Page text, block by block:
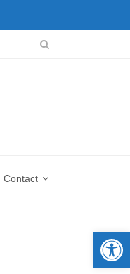
Contact